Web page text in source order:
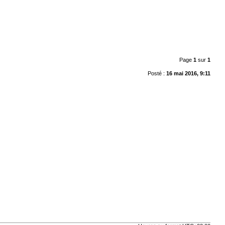
Page 1sur 1
Posté : 16 mai 2016, 9:11